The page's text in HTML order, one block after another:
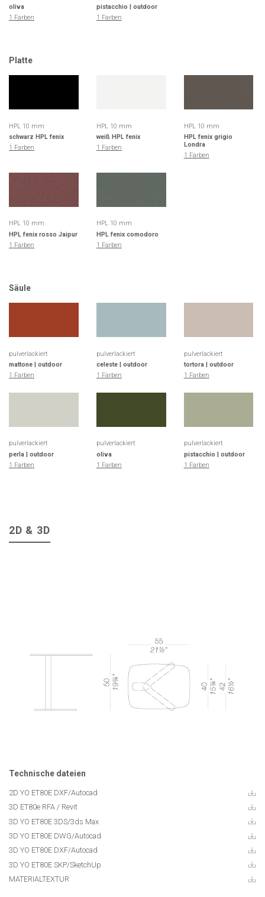
oliva
1 Farben
pistacchio | outdoor
1 Farben
Platte
HPL 10 mm
schwarz HPL fenix
1 Farben
HPL 10 mm
weiß HPL fenix
1 Farben
HPL 10 mm
HPL fenix grigio
Londra
1 Farben
HPL 10 mm
HPL fenix rosso Jaipur
1 Farben
HPL 10 mm
HPL fenix comodoro
1 Farben
Säule
pulverlackiert
mattone | outdoor
1 Farben
pulverlackiert
celeste | outdoor
1 Farben
pulverlackiert
tortora | outdoor
1 Farben
pulverlackiert
perla | outdoor
1 Farben
pulverlackiert
oliva
1 Farben
pulverlackiert
pistacchio | outdoor
1 Farben
2D & 3D
Technische dateien
2D YO ET80E DXF/Autocad
3D ET80e RFA / Revit
3D YO ET80E 3DS/3ds Max
3D YO ET80E DWG/Autocad
3D YO ET80E DXF/Autocad
3D YO ET80E SKP/SketchUp
MATERIALTEXTUR